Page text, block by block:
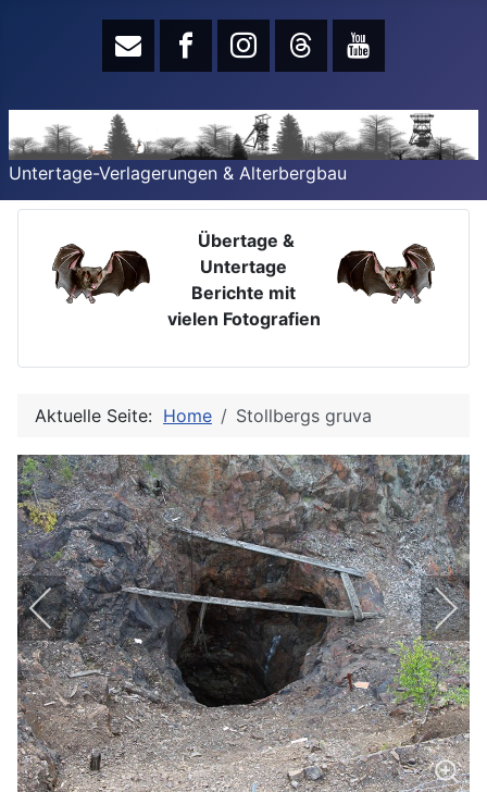
Untertage-Verlagerungen & Alterbergbau
Übertage &
Untertage
Berichte mit
vielen Fotografien
Aktuelle Seite: Home Stollbergs gruva